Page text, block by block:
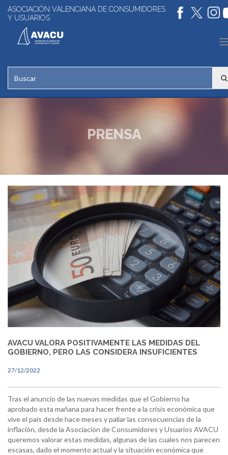
ASOCIACIÓN VALENCIANA DE CONSUMIDORES
Y USUARIOS
PRENSA
AVACU VALORA POSITIVAMENTE LAS MEDIDAS DEL
GOBIERNO, PERO LAS CONSIDERA INSUFICIENTES
27/12/2022
Tras el anuncio de las nuevas medidas que el Gobierno ha
aprobado esta mañana para hacer frente a la crisis económica que
vive el país desde hace meses y paliar las consecuencias de la
inflación, desde la Asociación de Consumidores y Usuarios AVACU
queremos valorar estas medidas, algunas de las cuales nos parecen
escasas, dado el momento actual y la situación económica que